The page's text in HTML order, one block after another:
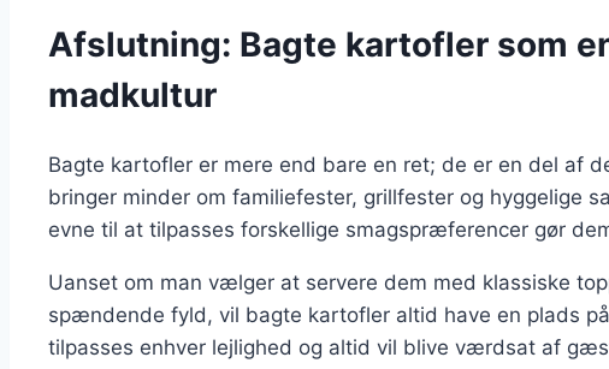
Afslutning: Bagte kartofler som
madkultur
Bagte kartofler er mere end bare en ret; de er en del af
bringer minder om familiefester, grillfester og hyggelige
evne til at tilpasses forskellige smagspræferencer gør
Uanset om man vælger at servere dem med klassiske
spændende fyld, vil bagte kartofler altid have en plads
tilpasses enhver lejlighed og altid vil blive værdsat af